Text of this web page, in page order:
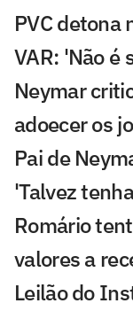
PVC detona
VAR: 'Não é
Neymar
adoecer os
Pai de
'Talvez
Romário
valores a
Leilão do